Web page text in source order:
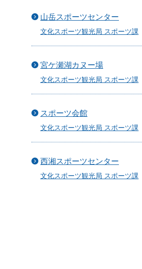
山岳スポーツセンター
文化スポーツ観光局 スポーツ課
宮ケ瀬湖カヌー場
文化スポーツ観光局 スポーツ課
スポーツ会館
文化スポーツ観光局 スポーツ課
西湘スポーツセンター
文化スポーツ観光局 スポーツ課